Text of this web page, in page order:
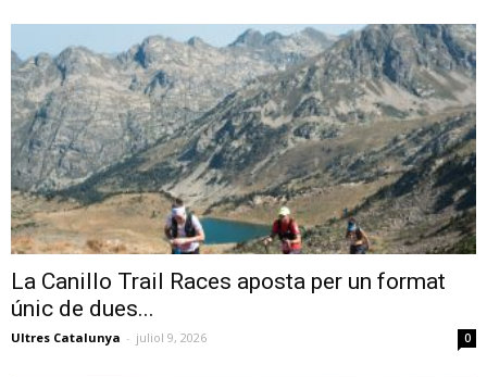
La Canillo Trail Races aposta per un format
únic de dues...
Ultres Catalunya - juliol 9, 2026 0